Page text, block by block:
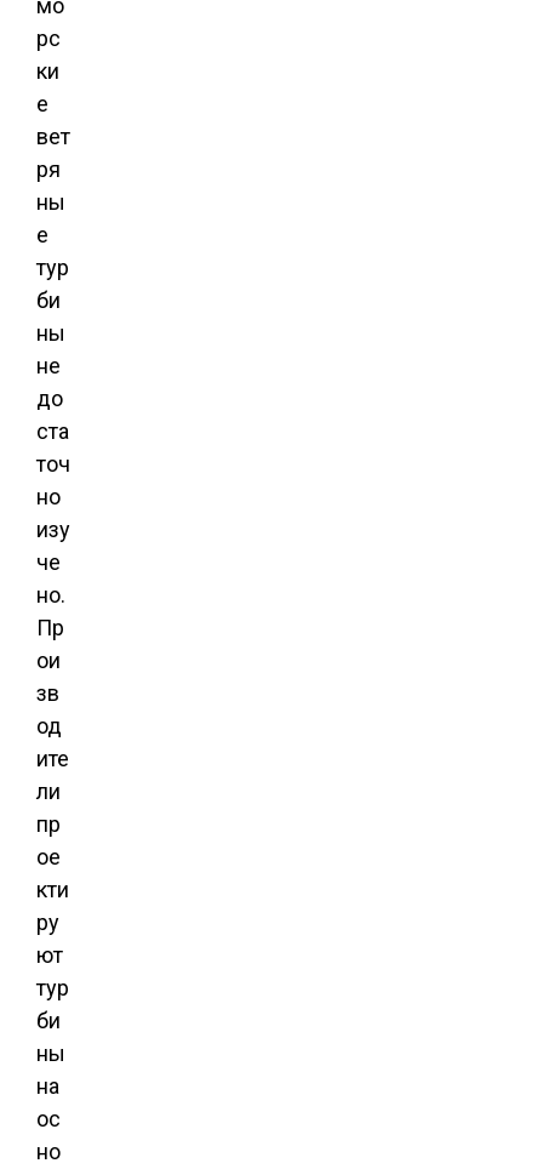
рс
ки
е
вет
ря
ны
е
тур
би
ны
не
до
ста
точ
но
изу
че
но.
Пр
ои
зв
од
ите
ли
пр
ое
кти
ру
ют
тур
би
ны
на
ос
но